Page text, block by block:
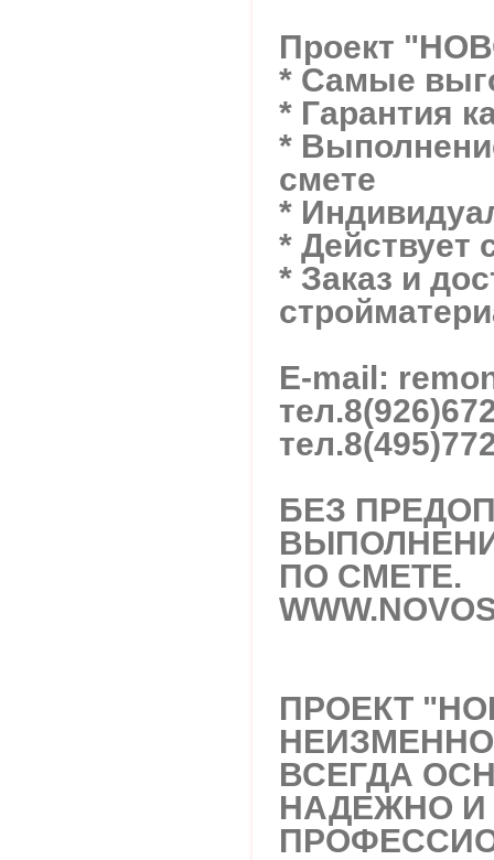
Проект
* Самые
* Гарантия
*
смете
*
* Действует
* Заказ и
E-mail:
тел.
тел.
БЕЗ
ПО СМЕТЕ.
ПРОЕКТ
ВСЕГДА
НАДЕЖНО И